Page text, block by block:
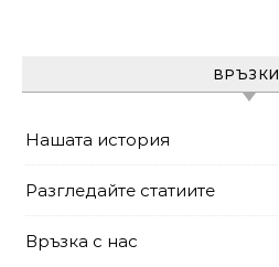
ВРЪЗКИ
Нашата история
Разгледайте статиите
Връзка с нас